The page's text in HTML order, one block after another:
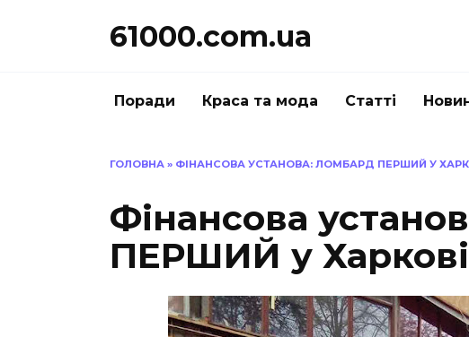
61000.com.ua
Поради Краса та мода Статті
ГОЛОВНА » ФІНАНСОВА УСТАНОВА: ЛОМБАРД ПЕРШИЙ У
Фінансова
ПЕРШИЙ у